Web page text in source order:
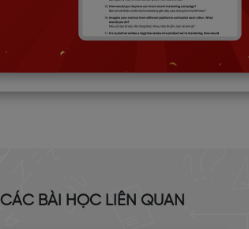
CÁC BÀI HỌC LIÊN QUAN